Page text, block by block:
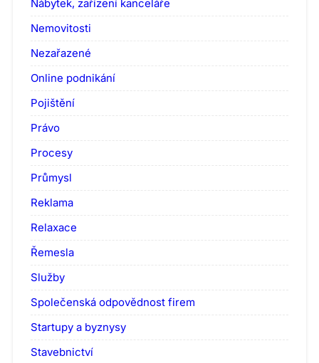
Nábytek, zařízení kanceláře
Nemovitosti
Nezařazené
Online podnikání
Pojištění
Právo
Procesy
Průmysl
Reklama
Relaxace
Řemesla
Služby
Společenská odpovědnost firem
Startupy a byznysy
Stavebnictví